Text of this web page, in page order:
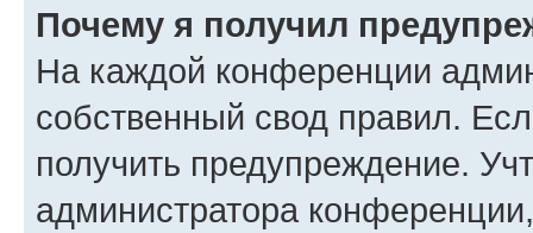
Почему я получил
На каждой конференции
собственный свод правил.
получить предупреждение.
администратора